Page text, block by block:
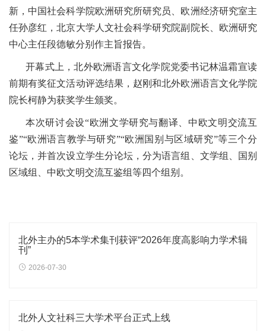
新，中国社会科学院欧洲研究所研究员、欧洲经济研究室主
任孙彦红，北京大学人文社会科学研究院副院长、欧洲研究
中心主任段德敏分别作主旨报告。
开幕式上，北外欧洲语言文化学院党委书记林温霜宣读
前期有奖征文活动评选结果，赵刚和北外欧洲语言文化学院
院长柯静为获奖学生颁奖。
本次研讨会设“欧洲文学研究与翻译、中欧文明交流互
鉴”“欧洲语言教学与研究”“欧洲国别与区域研究”等三个分
论坛，并首次设立学生分论坛，分为语言组、文学组、国别
区域组、中欧文明交流互鉴组等四个组别。
北外主办的5本学术集刊获评“2026年度高影响力学术辑
刊”
2026-07-30
北外人文社科三大学术平台正式上线